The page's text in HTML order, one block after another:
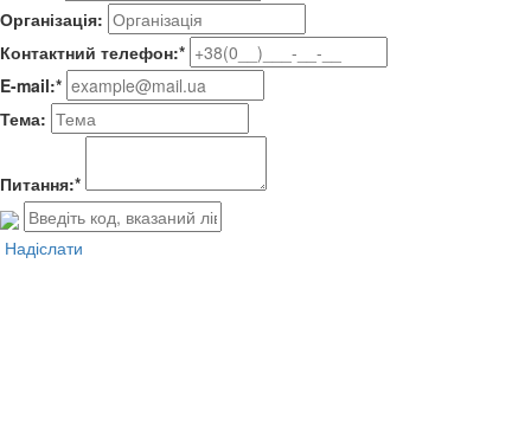
Організація:
Контактний телефон:*
E-mail:*
Тема:
Питання:*
Надіслати